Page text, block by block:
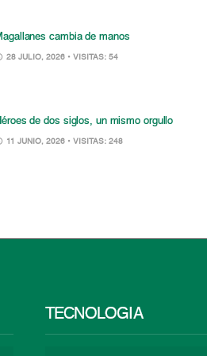
cambia de manos
28 JULIO, 2026 • VISITAS: 54
de dos siglos, un mismo orgullo
11 JUNIO, 2026 • VISITAS: 248
TECNOLOGÍA